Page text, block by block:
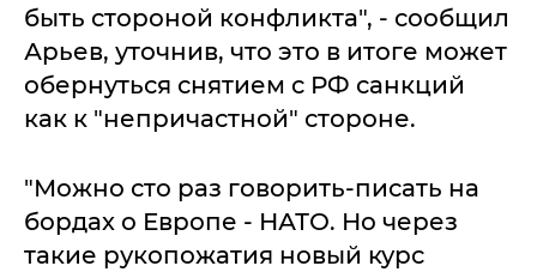
быть стороной конфликта", - сообщил
Арьев, уточнив, что это в итоге может
обернуться снятием с РФ санкций
как к "непричастной" стороне.
"Можно сто раз говорить-писать на
бордах о Европе - НАТО. Но через
такие рукопожатия новый курс